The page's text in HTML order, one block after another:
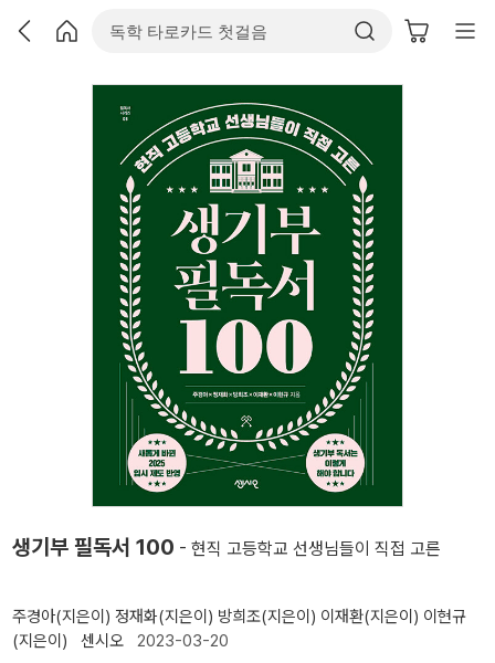
생기부 필독서 100 - 현직 고등학교 선생님들이 직접 고른
주경아(지은이) 정재화(지은이) 방희조(지은이) 이재환(지은이) 이현규
(지은이)
센시오 2023-03-20